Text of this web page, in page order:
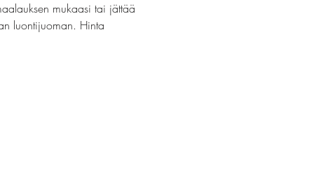
mukaasi tai jättää
luontijuoman. Hinta